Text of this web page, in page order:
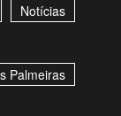
Notícias
Palmeiras